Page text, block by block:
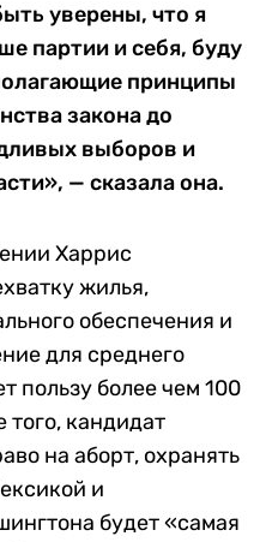
уверены, что я
партии и себя, буду
принципы
закона до
выборов и
— сказала она.
Харрис
жилья,
обеспечения и
для среднего
пользу более чем 100
кандидат
на аборт, охранять
и
будет «самая